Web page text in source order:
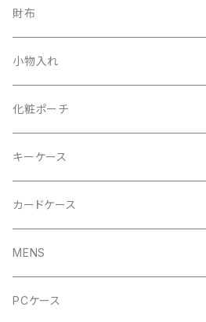
MENS
GYMトートバッグ
ハンドバッグ
財布
小物入れ
化粧ポーチ
レッド
ロイヤルブルー
キーケース
レッド
ロイヤルブルー
ブラック
カードケース
MENS
バッグ
PCケース